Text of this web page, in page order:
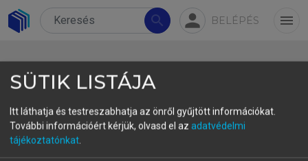
search person BELÉPÉS menu
1. Bevezetés
SÜTIK LISTÁJA
Itt láthatja és testreszabhatja az önről gyűjtött információkat.
További információért kérjük, olvasd el az adatvédelmi
tájékoztatónkat.